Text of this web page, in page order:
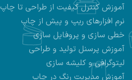
آموزش کنترل کیفیت از طراحی تا چاپ
نرم افزارهای ریپ و پیش از چاپ
خطی سازی و پروفایل سازی
آموزش پرسنل تولید و طراحی
لیتوگرافی و کلیشه سازی
آموزش مدیریت رنگ در چاپ